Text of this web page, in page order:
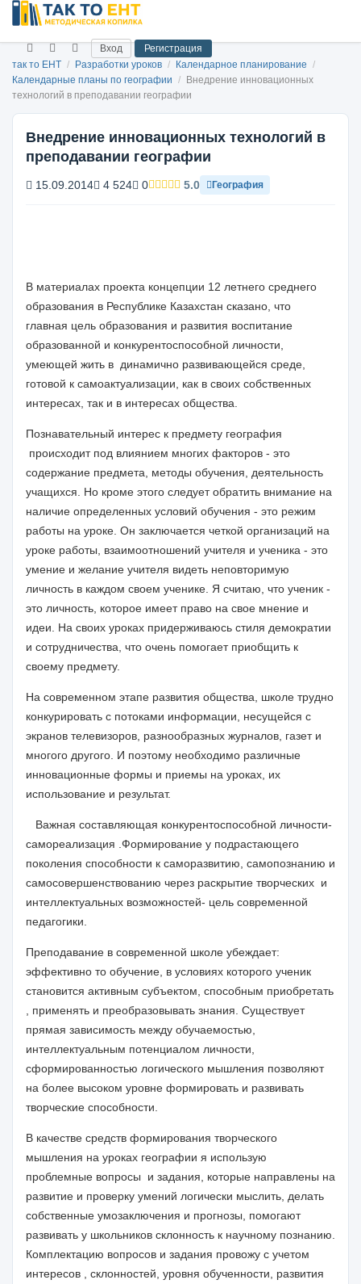
Вход
Регистрация
так то ЕНТ / Разработки уроков / Календарное планирование /
Календарные планы по географии /
Внедрение инновационных
технологий в преподавании географии
Внедрение инновационных технологий в
преподавании географии
15.09.2014 4 524 0 5.0 География
В материалах проекта концепции 12 летнего среднего
образования в Республике Казахстан сказано, что
главная цель образования и развития воспитание
образованной и конкурентоспособной личности,
умеющей жить в динамично развивающейся среде,
готовой к самоактуализации, как в своих собственных
интересах, так и в интересах общества.
Познавательный интерес к предмету география
происходит под влиянием многих факторов - это
содержание предмета, методы обучения, деятельность
учащихся. Но кроме этого следует обратить внимание на
наличие определенных условий обучения - это режим
работы на уроке. Он заключается четкой организаций на
уроке работы, взаимоотношений учителя и ученика - это
умение и желание учителя видеть неповторимую
личность в каждом своем ученике. Я считаю, что ученик -
это личность, которое имеет право на свое мнение и
идеи. На своих уроках придерживаюсь стиля демократии
и сотрудничества, что очень помогает приобщить к
своему предмету.
На современном этапе развития общества, школе трудно
конкурировать с потоками информации, несущейся с
экранов телевизоров, разнообразных журналов, газет и
многого другого. И поэтому необходимо различные
инновационные формы и приемы на уроках, их
использование и результат.
Важная составляющая конкурентоспособной личности-
самореализация .Формирование у подрастающего
поколения способности к саморазвитию, самопознанию и
самосовершенствованию через раскрытие творческих и
интеллектуальных возможностей- цель современной
педагогики.
Преподавание в современной школе убеждает:
эффективно то обучение, в условиях которого ученик
становится активным субъектом, способным приобретать
, применять и преобразовывать знания. Существует
прямая зависимость между обучаемостью,
интеллектуальным потенциалом личности,
сформированностью логического мышления позволяют
на более высоком уровне формировать и развивать
творческие способности.
В качестве средств формирования творческого
мышления на уроках географии я использую
проблемные вопросы и задания, которые направлены на
развитие и проверку умений логически мыслить, делать
собственные умозаключения и прогнозы, помогают
развивать у школьников склонность к научному познанию.
Комплектацию вопросов и задания провожу с учетом
интересов , склонностей, уровня обученности, развития